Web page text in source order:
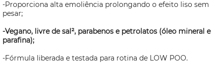
-Proporciona alta emoliência prolongando o efeito liso sem
pesar;
-Vegano, livre de sal², parabenos e petrolatos (óleo mineral e
parafina);
-Fórmula liberada e testada para rotina de LOW POO.